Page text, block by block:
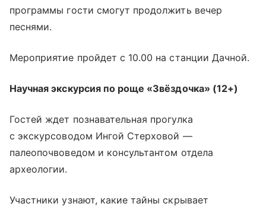
программы гости смогут продолжить вечер
песнями.
Мероприятие пройдет с 10.00 на станции Дачной.
Научная экскурсия по роще «Звёздочка» (12+)
Гостей ждет познавательная прогулка
с экскурсоводом Ингой Стерховой —
палеопочвоведом и консультантом отдела
археологии.
Участники узнают, какие тайны скрывает